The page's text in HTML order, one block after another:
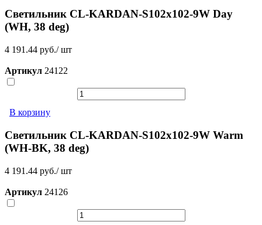
Светильник CL-KARDAN-S102x102-9W Day
(WH, 38 deg)
4 191.44 руб./ шт
Артикул 24122
В корзину
Светильник CL-KARDAN-S102x102-9W Warm
(WH-BK, 38 deg)
4 191.44 руб./ шт
Артикул 24126